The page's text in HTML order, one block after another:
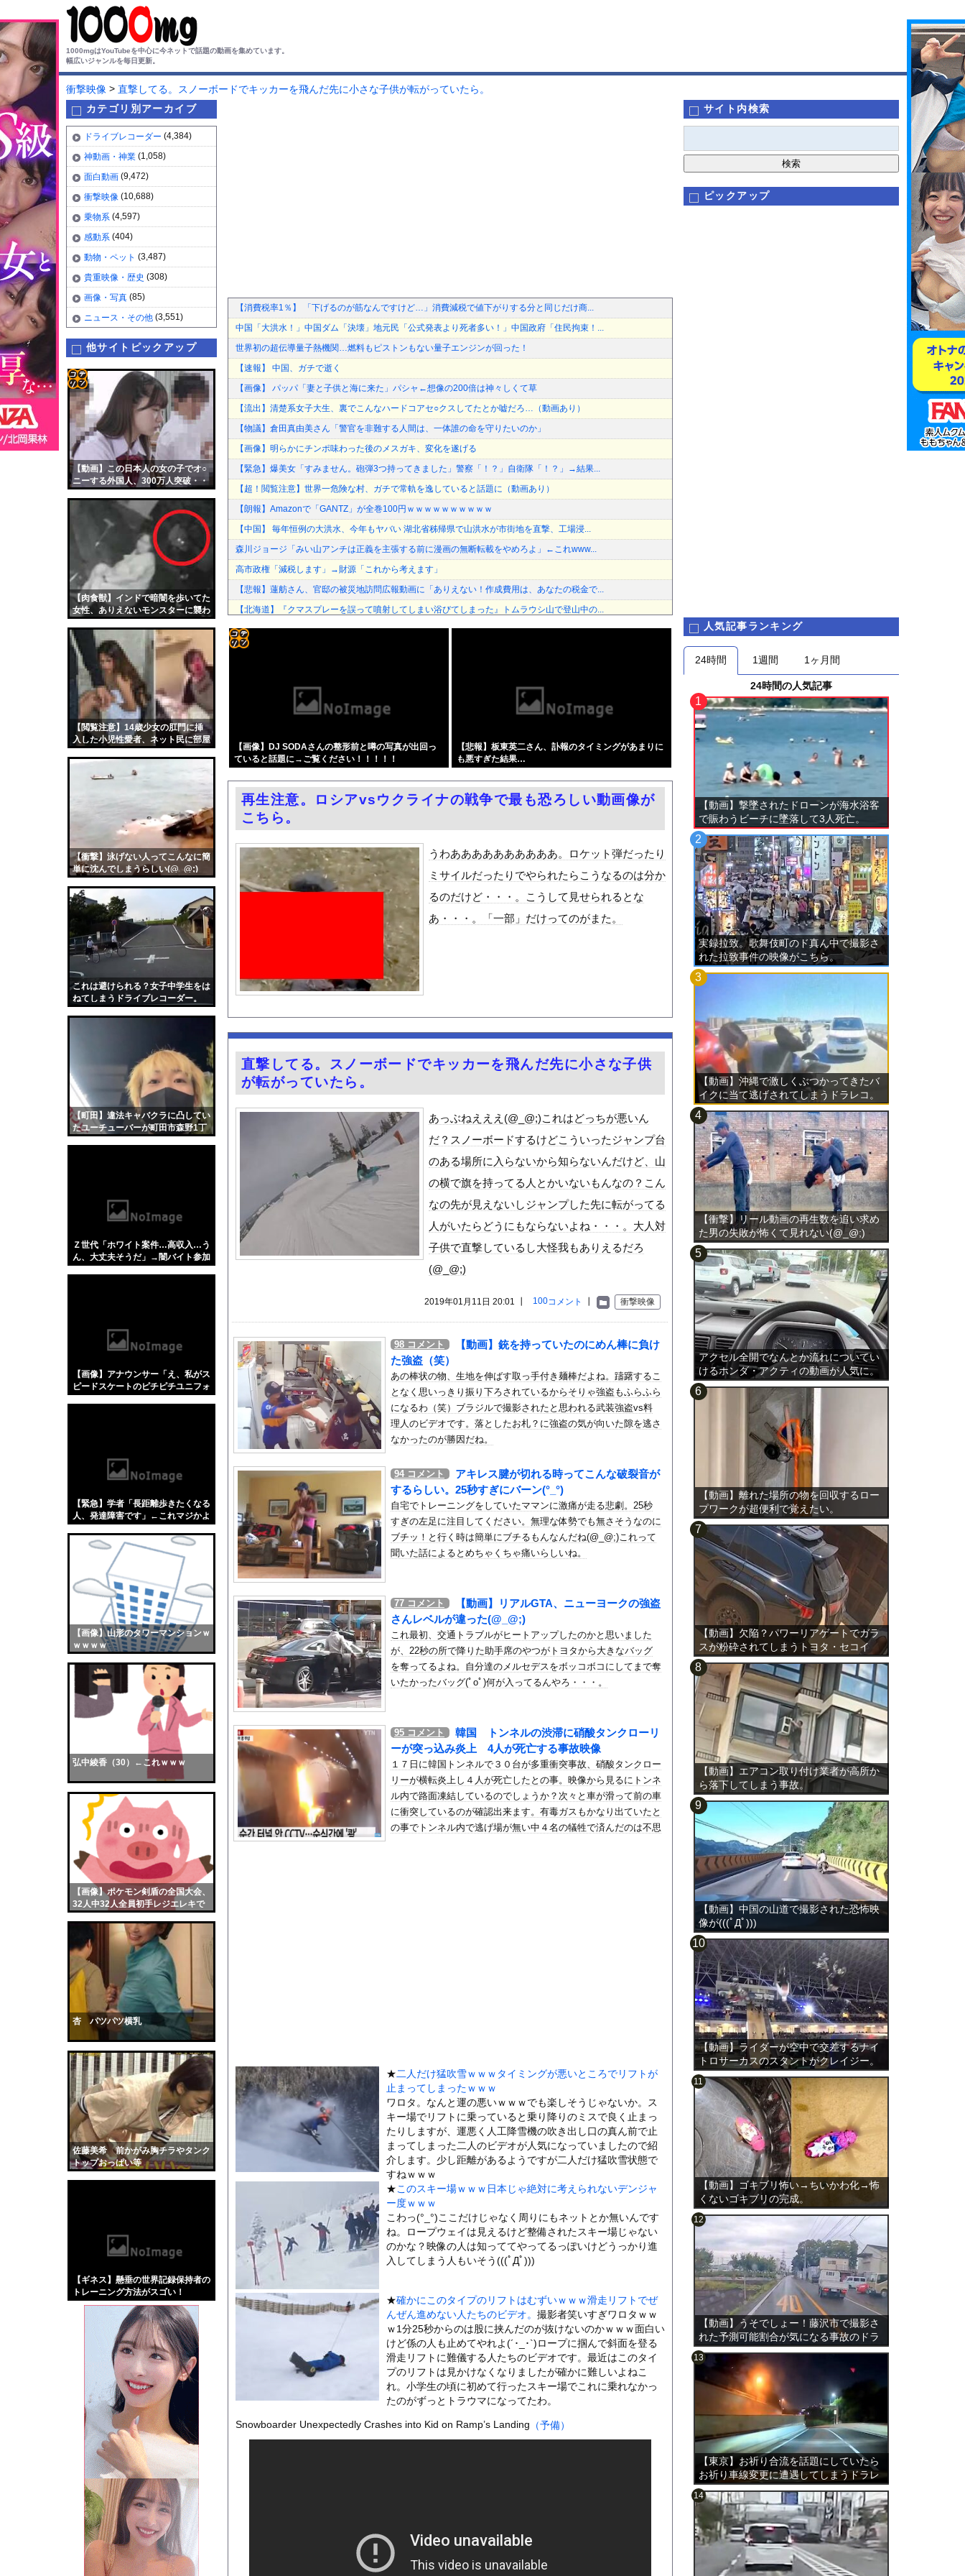
1000mgはYouTubeを中心に今ネットで話題の動画を集めています。
幅広いジャンルを毎日更新。
衝撃映像 > 直撃してる。スノーボードでキッカーを飛んだ先に小さな子供が転がっていたら。
カテゴリ別アーカイブ
ドライブレコーダー (4,384)
神動画・神業 (1,058)
面白動画 (9,472)
衝撃映像 (10,688)
乗物系 (4,597)
感動系 (404)
動物・ペット (3,487)
貴重映像・歴史 (308)
画像・写真 (85)
ニュース・その他 (3,551)
他サイトピックアップ
【動画】この日本人の女の子でオ○
ニーする外国人、300万人突破・・
【肉食獣】インドで暗闇を歩いてた
女性、ありえないモンスターに襲わ
【閲覧注意】14歳少女の肛門に挿
入した小児性愛者、ネット民に部屋
【衝撃】泳げない人ってこんなに簡
単に沈んでしまうらしい(@_@;)
これは避けられる？女子中学生をは
ねてしまうドライブレコーダー。
【町田】違法キャバクラに凸してい
たユーチューバーが町田市森野1丁
Ｚ世代「ホワイト案件…高収入…う
ん、大丈夫そうだ」→闇バイト参加
【画像】アナウンサー「え、私がス
ピードスケートのピチピチユニフォ
【緊急】学者「長距離歩きたくなる
人、発達障害です」←これマジかよ
【画像】山形のタワーマンションｗ
ｗｗｗｗ
弘中綾香（30）←これｗｗｗ
【画像】ポケモン剣盾の全国大会、
32人中32人全員初手レジエレキで
杏 パツパツ横乳
佐藤美希 前かがみ胸チラやタンク
トップおっぱい等
【ギネス】懸垂の世界記録保持者の
トレーニング方法がスゴい！
コテ
リン
- 固
定リ
ンク
自動
【消費税率1％】 「下げるのが筋なんですけど…」消費減税で値下がりする分と同じだけ商...
中国「大洪水！」中国ダム「決壊」地元民「公式発表より死者多い！」中国政府「住民拘束！...
世界初の超伝導量子熱機関…燃料もピストンもない量子エンジンが回った！
【速報】 中国、ガチで逝く
【画像】 パッパ「妻と子供と海に来た」パシャ←想像の200倍は神々しくて草
【流出】清楚系女子大生、裏でこんなハードコアセ○クスしてたとか嘘だろ…（動画あり）
【物議】倉田真由美さん「警官を非難する人間は、一体誰の命を守りたいのか」
【画像】明らかにチンポ味わった後のメスガキ、変化を遂げる
【緊急】爆美女「すみません。砲弾3つ持ってきました」警察「！？」自衛隊「！？」→結果...
【超！閲覧注意】世界一危険な村、ガチで常軌を逸していると話題に（動画あり）
【朗報】Amazonで「GANTZ」が全巻100円ｗｗｗｗｗｗｗｗｗｗ
【中国】 毎年恒例の大洪水、今年もヤバい 湖北省秭帰県で山洪水が市街地を直撃、工場浸...
森川ジョージ「みい山アンチは正義を主張する前に漫画の無断転載をやめろよ」←これwww...
高市政権「減税します」→財源「これから考えます」
【悲報】蓮舫さん、官邸の被災地訪問広報動画に「ありえない！作成費用は、あなたの税金で...
【北海道】『クマスプレーを誤って噴射してしまい浴びてしまった』トムラウシ山で登山中の...
角栓ニュルッ、歯茎グラグラ… 「気持ち悪いネット広告」への苦情が急増
【朗報】女子大生さん、被災地に手作りおにぎりを出荷
ごみ収集、40度を超える日にごみ収集 職員はサボっていると思われたくなくて休めない現...
日本の防衛白書「韓国は重要な隣国」だと3年連続で位置づけ…韓国メディア！
【朗報】高市首相、爆乳化！！！ サナ活待ったなし！
まだ墓石があるだけマシと見るべきか。今はもう合葬墓ばかり
24kg痩せてもムチムチ感健在の朝野ナツ(24)
秋元真夏、ノーブラノーパンを披露ｗｗタオル1枚で隠す姿がほぼAV女優・・
レクサスの軽トラとかどうよ
セクシー女優さん、熊本地震に300万寄付 → 炎上ｗｗｗ
連れて行かれた
中国「大洪水！」中国ダム「決壊」地元民「公式発表より死者多い！」中国政府「住民拘束！...
韓国国会、サッカー前代表監督を追及「なぜ負けたのか」
日本旅行キャンセルすべきか…1万年ぶり史上最大級の火山の兆し＝韓国の反応
うちのネコが目の前にいた。私が上に物を投げるフリをする → 猫はこうなります…
【速報】へずまりゅうさん、完全に聖人の顔へ←これw w w w w w w w
【画像】福岡、こんなのが普通に走ってるｗｗｗｗｗｗｗｗｗｗｗｗｗｗｗｗ
兵庫斎藤知事、県の海外事務所を全廃へ「公務員が海外で遊ぶためにあるだけ」
【悲報】女さん、事故（全治4ヶ月半・車は廃車）でぶつけられた相手と付き合ってしまうｗ...
昨日ラーメン屋行ったらめっちゃ味薄かったんや
グラドル小森香乃の18歳になりたてピチピチ可愛すぎボディがたまらんち
【北海道】『クマスプレーを誤って噴射してしまい浴びてしまった』トムラウシ山で登山中の...
フジテレビさん 石破茂の生まれ変わりのような大学生を見つけてきて消費税減税反対報道を...
竹﨑由佳アナ ピタパンのお尻！！
『君のことが大大大大大好きな100人の彼女』17話感想 須藤育登場！ストイックな野球...
海釣りって何が楽しいの？
【ポロリ悲話】ネットで拡散してるおっぱいポロリ動画、何故か叩かれる・・・
【衝撃】「かわいい虫」ランキング、ついに発表される
【Xの車窓から】整備士が2度見する現場猫案件 ほか
「アメリカのヤンキーがアジア人にケンカを売った結果ｗｗｗ」 ほか
【GIF動画】 宮城の可愛すぎるチアさん、甲子園で発見される
【ガチ映像】 大学のヌードデッサンの授業で高額モデルに依頼したら○○○が凄すぎた動画...
夫の妹がやたら私とお揃いにしたがる。「それいいですね！可愛い」と誉めてくれるのは嬉し...
世間「大変だ！AI化で中間層が失業して介護とか運送の仕事するしか無くなるぞ！」←うん...
メディア「Switch2、499ドルでも安い800ドル超えるかも。PS5は直近での値...
【にじさんじ】間違いなく過去最高レベルの傾き他
【朗報】三菱自動車、「パジェロ」の中型版・小型版も発売…ジムニーやランクルFJに対抗...
【驚愕】優木まおみ、くみっきー、菊地亜美……タレント達が次々とアジアの国々へ移住する...
ヨーロッパが右翼政党の党員から銀行口座を作る権利を剥奪、そのせいで皮肉すぎる展開に突...
好きな女の子から預かったHDDの中から、とんでもないモノを発見してしまった
影山優佳「胸はできるだけ大きく見せたい」
【画像】イキ人形と呼ばれる17歳女性 この身体どうなってるの [828293379...
宮澤エマに「国宝級の浴衣美人」の声！「マイ・フィクション」イベントで魅せた透明感【画...
【悲報】ジ・Oが急に動かなくなった
【画像】おまえらくんの机がこの女の子の椅子にされてたらｗｗｗ
【画像】この女優さん、可愛すぎる
【朗報】齋藤飛鳥、前屈みで完全に見えてる動画が拡散されてしまう…
【画像】おまえらこういう地雷系の女子高生って好きじゃないの？
勇気を出して白人美女にチン凸したアジア人短小男
、爆笑されてしまうｗｗｗ
10年もの間浮気してた嫁。まさかと思い長男のDNA鑑定をするがいいな？と問うと、元嫁...
ウクライナ侵攻以降、ロシア軍兵士のHIV感染が2000％急増…ウクライナメディア！
【配信者】「金バエ」のSNS更新が1週間途絶え、様々な憶測が飛び交う。1週間ぶりの投...
【画像】女の子「危機管理フォーーーーム！！！」
私「ちょっと、人の家の金庫触らないでよ！」キチママ『そこに金庫があったから、開けてみ...
サッカーの選手に落雷、帰らぬ人となる
【GIF動画】宮城の可愛すぎるチアさん、甲子園で発見される
【動画】看護師の男性に男が殴りかかるが…看護師が柔術使いだった
【黒歴史】こういう昔の大学ヤリサーの流出エロ動画（顔出し）が一番抜ける
韓国人「安貞桓が韓国代表に激怒！『惨憺たる結果、徹底的な刷新が必要だ』と監督や協会を...
ケンタッキーとか言う唐揚げ屋ｗｗｗｗｗ
【画像】このAVが性癖ブッ刺さりで精子ドクドク作られるわｗｗｗｗ
【悲報】味噌ラーメンで行列、出来ない
【中国】男の子が爆竹に点火 マンホールが爆発しふた吹き飛ぶ
【画像】伊藤舞雪とかいうＡＶ女優ｗｗｗｗｗｗｗｗｗｗw
【緊急】肛門にスティックのり入れたけど出てこないの！！
お知らせ
【動画】名古屋栄で不良外人が警察官を突き飛ばす。逮捕しろやｗｗｗ
が管理しています。 RSS設定 更新順130件まで。それ以降の古いものは表
示されません。
【画像】DJ SODAさんの整形前と噂の写真が出回っ
ていると話題に→ご覧ください！！！！！
【悲報】板東英二さん、訃報のタイミングがあまりに
も悪すぎた結果…
自動
更新
ツー再生注意。ロシアvsウクライナの戦争で最も恐ろしい動画像が
こちら。
うわああああああああああ。ロケット弾だったり
ミサイルだったりでやられたらこうなるのは分か
るのだけど・・・。こうして見せられるとな
あ・・・。「一部」だけってのがまた。
直撃してる。スノーボードでキッカーを飛んだ先に小さな子供
が転がっていたら。
あっぶねえええ(@_@;)これはどっちが悪いん
だ？スノーボードするけどこういったジャンプ台
のある場所に入らないから知らないんだけど、山
の横で旗を持ってる人とかいないもんなの？こん
なの先が見えないしジャンプした先に転がってる
人がいたらどうにもならないよね・・・。大人対
子供で直撃しているし大怪我もありえるだろ
(@_@;)
衝撃映像
100コメント
2019年01月11日 20:01 ┃
98 コメント
【動画】銃を持っていたのにめん棒に負け
た強盗（笑）
あの棒状の物、生地を伸ばす取っ手付き麺棒だよね。躊躇するこ
となく思いっきり振り下ろされているからそりゃ強盗もふらふら
になるわ（笑）ブラジルで撮影されたと思われる武装強盗vs料
理人のビデオです。落としたお札？に強盗の気が向いた隙を逃さ
なかったのが勝因だね。
94 コメント
アキレス腱が切れる時ってこんな破裂音が
するらしい。25秒すぎにバーン(°_°)
自宅でトレーニングをしていたママンに激痛が走る悲劇。25秒
すぎの左足に注目してください。無理な体勢でも無さそうなのに
ブチッ！と行く時は簡単にブチるもんなんだね(@_@;)これって
聞いた話によるとめちゃくちゃ痛いらしいね。
77 コメント
【動画】リアルGTA、ニューヨークの強盗
さんレベルが違った(@_@;)
これ最初、交通トラブルがヒートアップしたのかと思いました
が、22秒の所で降りた助手席のやつがトヨタから大きなバッグ
を奪ってるよね。自分達のメルセデスをボッコボコにしてまで奪
いたかったバッグ(ﾟoﾟ)何が入ってるんやろ・・・。
95 コメント
韓国 トンネルの渋滞に硝酸タンクローリ
ーが突っ込み炎上 4人が死亡する事故映像
１７日に韓国トンネルで３０台が多重衝突事故、硝酸タンクロー
リーが横転炎上し４人が死亡したとの事。映像から見るにトンネ
ル内で路面凍結しているのでしょうか？次々と車が滑って前の車
に衝突しているのが確認出来ます。有毒ガスもかなり出ていたと
の事でトンネル内で逃げ場が無い中４名の犠牲で済んだのは不思
★二人だけ猛吹雪ｗｗｗタイミングが悪いところでリフトが
止まってしまったｗｗｗ
ワロタ。なんと運の悪いｗｗｗでも楽しそうじゃないか。ス
キー場でリフトに乗っていると乗り降りのミスで良く止まっ
たりしますが、運悪く人工降雪機の吹き出し口の真ん前で止
まってしまった二人のビデオが人気になっていましたので紹
介します。少し距離があるようですが二人だけ猛吹雪状態で
すねｗｗｗ
★このスキー場ｗｗｗ日本じゃ絶対に考えられないデンジャ
ー度ｗｗｗ
こわっ(°_°)ここだけじゃなく周りにもネットとか無いんです
ね。ロープウェイは見えるけど整備されたスキー場じゃない
のかな？映像の人は知っててやってるっぽいけどうっかり進
入してしまう人もいそう(((ﾟДﾟ)))
★確かにこのタイプのリフトはむずいｗｗｗ滑走リフトでぜ
んぜん進めない人たちのビデオ。 撮影者笑いすぎワロタｗｗ
ｗ1分25秒からのは股に挟んだのが抜けないのかｗｗｗ面白い
けど係の人も止めてやれよ(´･_･`)ロープに掴んで斜面を登る
滑走リフトに難儀する人たちのビデオです。最近はこのタイ
プのリフトは見かけなくなりましたが確かに難しいよねこ
れ。小学生の頃に初めて行ったスキー場でこれに乗れなかっ
たのがずっとトラウマになってたわ。
Snowboarder Unexpectedly Crashes into Kid on Ramp’s Landing （予備）
サイト内検索
ピックアップ
人気記事ランキング
24時間 1週間 1ヶ月間
24時間の人気記事
【動画】撃墜されたドローンが海水浴客
で賑わうビーチに墜落して3人死亡。
実録拉致。歌舞伎町のド真ん中で撮影さ
れた拉致事件の映像がこちら。
【動画】沖縄で激しくぶつかってきたバ
イクに当て逃げされてしまうドラレコ。
【衝撃】リール動画の再生数を追い求め
た男の失敗が怖くて見れない(@_@;)
アクセル全開でなんとか流れについてい
けるホンダ・アクティの動画が人気に。
【動画】離れた場所の物を回収するロー
プワークが超便利で覚えたい。
【動画】欠陥？パワーリアゲートでガラ
スが粉砕されてしまうトヨタ・セコイ
ア。
【動画】エアコン取り付け業者が高所か
ら落下してしまう事故。
【動画】中国の山道で撮影された恐怖映
像が(((ﾟДﾟ)))
【動画】ライダーが空中で交差するナイ
トロサーカスのスタントがクレイジー。
【動画】ゴキブリ怖い→ちいかわ化→怖
くないゴキブリの完成。
【動画】うそでしょー！藤沢市で撮影さ
れた予測可能割合が気になる事故のドラ
レコ。
【東京】お祈り合流を話題にしていたら
お祈り車線変更に遭遇してしまうドラレ
コ。